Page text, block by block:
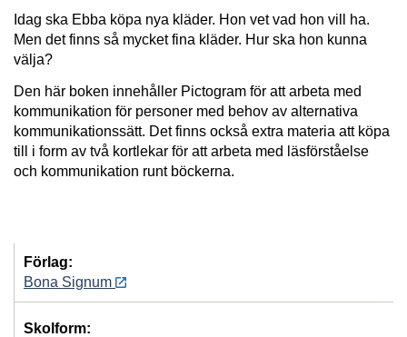
Idag ska Ebba köpa nya kläder. Hon vet vad hon vill ha.
Men det finns så mycket fina kläder. Hur ska hon kunna
välja?
Den här boken innehåller Pictogram för att arbeta med
kommunikation för personer med behov av alternativa
kommunikationssätt. Det finns också extra materia att köpa
till i form av två kortlekar för att arbeta med läsförståelse
och kommunikation runt böckerna.
Förlag:
Bona Signum
Skolform: